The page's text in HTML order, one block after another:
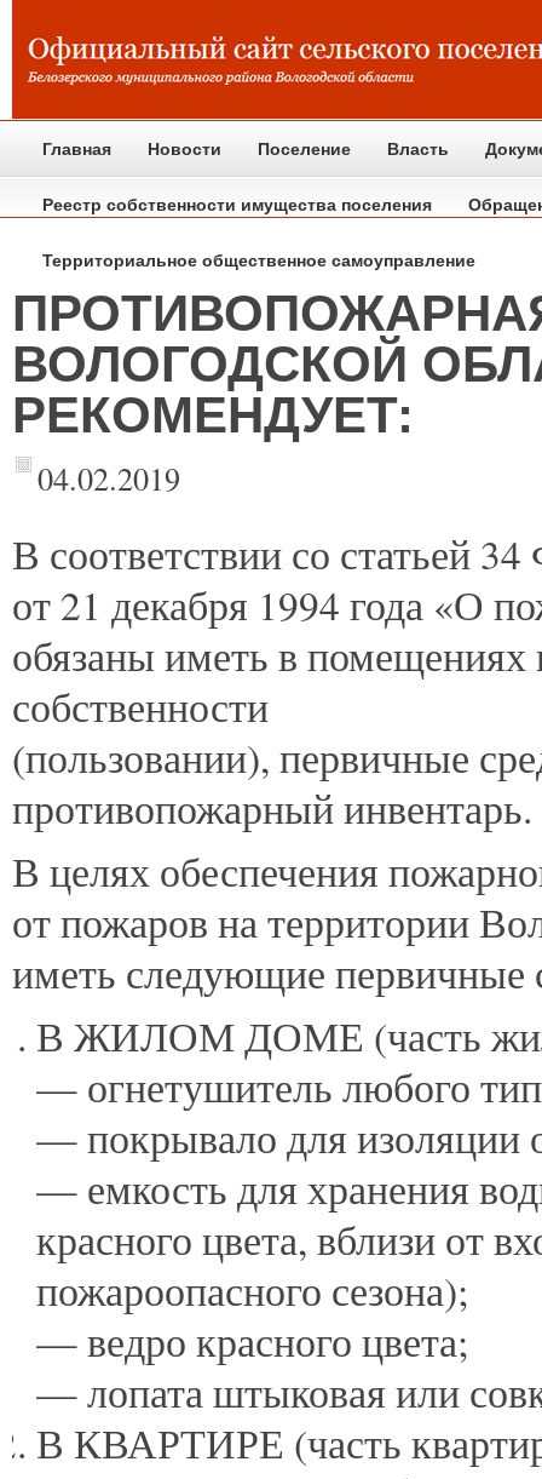
Главная Новости Поселение Власть
Реестр собственности имущества поселения
Территориальное общественное самоуправление
ВОЛОГОДСКОЙ
РЕКОМЕНДУЕТ:
04.02.2019
В соответствии со статьей
от 21 декабря 1994 года «О
обязаны иметь в помещениях
собственности
(пользовании), первичные
противопожарный инвентарь.
В целях обеспечения
от пожаров на территории
иметь следующие первичные
В ЖИЛОМ ДОМЕ (часть
— огнетушитель любого
— покрывало для изоляции
— емкость для хранения
красного цвета, вблизи от
пожароопасного сезона);
— ведро красного цвета;
— лопата штыковая или
В КВАРТИРЕ (часть